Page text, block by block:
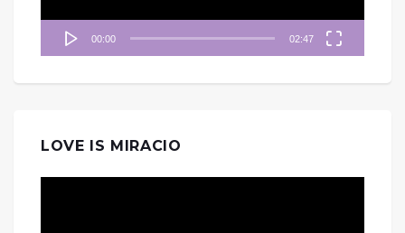
00:00 02:47
LOVE IS MIRACIO